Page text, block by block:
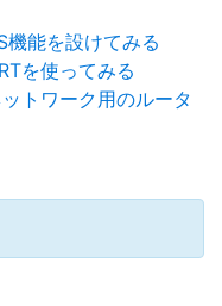
能を設けてみる
を使ってみる
トワーク用のルータ